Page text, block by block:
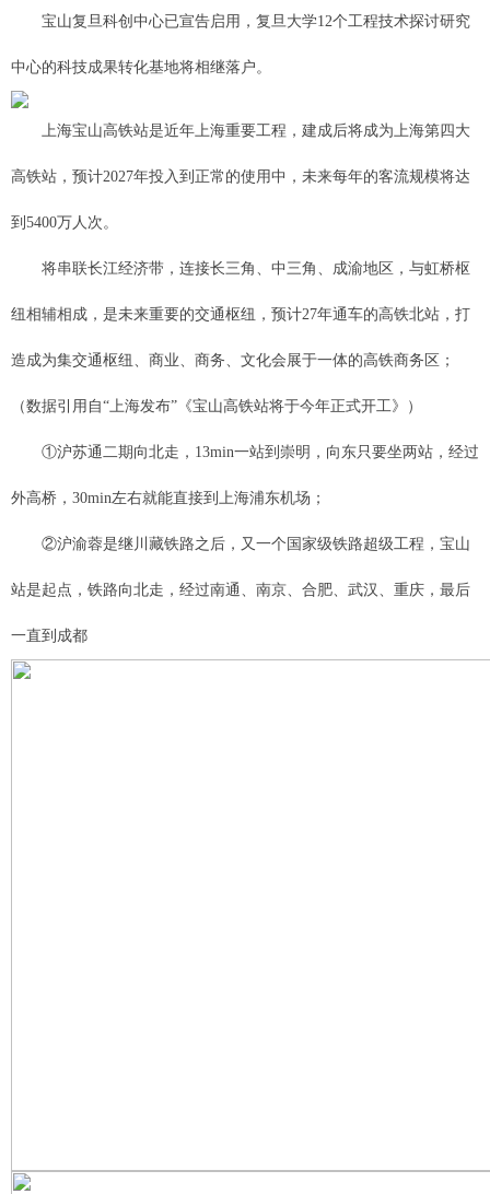
宝山复旦科创中心已宣告启用，复旦大学12个工程技术探讨研究
中心的科技成果转化基地将相继落户。
上海宝山高铁站是近年上海重要工程，建成后将成为上海第四大
高铁站，预计2027年投入到正常的使用中，未来每年的客流规模将达
到5400万人次。
将串联长江经济带，连接长三角、中三角、成渝地区，与虹桥枢
纽相辅相成，是未来重要的交通枢纽，预计27年通车的高铁北站，打
造成为集交通枢纽、商业、商务、文化会展于一体的高铁商务区；
（数据引用自“上海发布”《宝山高铁站将于今年正式开工》）
①沪苏通二期向北走，13min一站到崇明，向东只要坐两站，经过
外高桥，30min左右就能直接到上海浦东机场；
②沪渝蓉是继川藏铁路之后，又一个国家级铁路超级工程，宝山
站是起点，铁路向北走，经过南通、南京、合肥、武汉、重庆，最后
一直到成都